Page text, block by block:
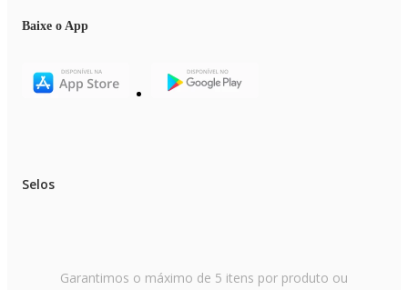
Baixe o App
Selos
Garantimos o máximo de 5 itens por produto ou